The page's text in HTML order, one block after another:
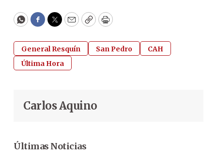
WhatsApp
Facebook
Twitter
EmailCopyPrint
General Resquín San Pedro
CAH
Última Hora
Carlos Aquino
Últimas Noticias